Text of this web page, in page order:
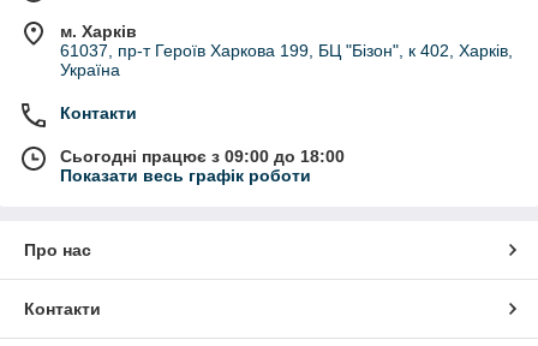
м. Харків
61037, пр-т Героїв Харкова 199, БЦ "Бізон", к 402, Харків,
Україна
Контакти
Сьогодні працює з 09:00 до 18:00
Показати весь графік роботи
Про нас
Контакти